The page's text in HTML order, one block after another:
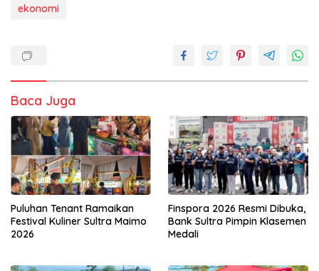
ekonomi
Baca Juga
Puluhan Tenant Ramaikan
Festival Kuliner Sultra Maimo
2026
Finspora 2026 Resmi Dibuka,
Bank Sultra Pimpin Klasemen
Medali